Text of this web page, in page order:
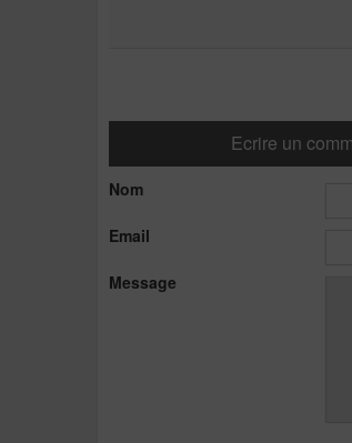
Ecrire un
Nom
Email
Message